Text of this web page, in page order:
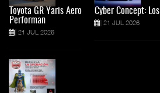
Toyota GR Yaris Aero
Performan
21 JUL 2026
Cyber Concept: Los
21 JUL 2026